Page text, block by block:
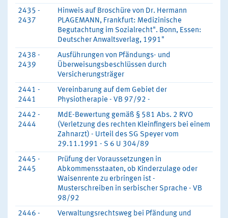
2435 -
2437
Hinweis auf Broschüre von Dr. Hermann
PLAGEMANN, Frankfurt: Medizinische
Begutachtung im Sozialrecht". Bonn, Essen:
Deutscher Anwaltsverlag, 1991"
2438 -
2439
Ausführungen von Pfändungs- und
Überweisungsbeschlüssen durch
Versicherungsträger
2441 -
2441
Vereinbarung auf dem Gebiet der
Physiotherapie - VB 97/92 -
2442 -
2444
MdE-Bewertung gemäß § 581 Abs. 2 RVO
(Verletzung des rechten Kleinfingers bei einem
Zahnarzt) - Urteil des SG Speyer vom
29.11.1991 - S 6 U 304/89
2445 -
2445
Prüfung der Voraussetzungen in
Abkommensstaaten, ob Kinderzulage oder
Waisenrente zu erbringen ist -
Musterschreiben in serbischer Sprache - VB
98/92
2446 -
Verwaltungsrechtsweg bei Pfändung und